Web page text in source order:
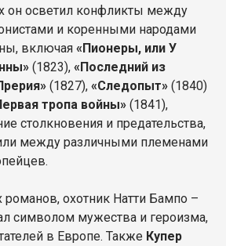
он осветил конфликты между
и коренными народами
включая «Пионеры, или У
(1823), «Последний из
(1827), «Следопыт» (1840)
тропа войны» (1841),
столкновения и предательства,
между различными племенами
романов, охотник Натти Бампо –
символом мужества и героизма,
в Европе. Также Купер